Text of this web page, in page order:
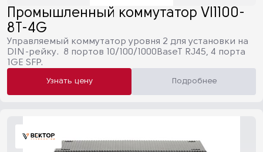
Промышленный коммутатор VI1100-
8T-4G
Управляемый коммутатор уровня 2 для установки на
DIN-рейку. 8 портов 10/100/1000BaseT RJ45, 4 порта
1GE SFP.
Узнать цену Подробнее